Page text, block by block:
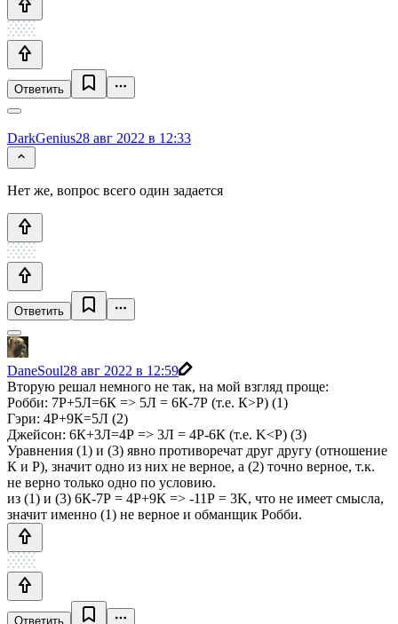
Ответить
DarkGenius28 авг 2022 в 12:33
Нет же, вопрос всего один задается
Ответить
DaneSoul28 авг 2022 в 12:59
Вторую решал немного не так, на мой взгляд проще:
Робби: 7Р+5Л=6К => 5Л = 6К-7Р (т.е. К>Р) (1)
Гэри: 4Р+9К=5Л (2)
Джейсон: 6К+3Л=4Р => 3Л = 4Р-6К (т.е. K<Р) (3)
Уравнения (1) и (3) явно противоречат друг другу (отношение
К и Р), значит одно из них не верное, а (2) точно верное, т.к.
не верно только одно по условию.
из (1) и (3) 6К-7Р = 4Р+9К => -11Р = 3K, что не имеет смысла,
значит именно (1) не верное и обманщик Робби.
Ответить